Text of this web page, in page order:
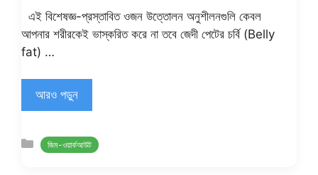
এই বিশেষজ্ঞ-প্রস্তাবিত ওজন উত্তোলন অনুশীলনগুলি কেবল
আপনার শরীরকেই ভাস্করিত করে না তবে জেদী পেটের চর্বি (Belly
fat) …
আরও পড়ুন
Categories
জিম-ওয়ার্কআউট